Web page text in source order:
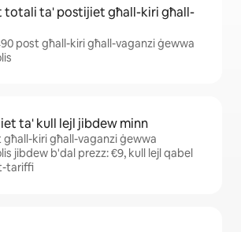
totali ta' postijiet għall-kiri għall-
post għall-kiri għall-vaganzi ġewwa
ta' kull lejl jibdew minn
għall-kiri għall-vaganzi ġewwa
jibdew b'dal prezz: €9, kull lejl qabel
tariffi